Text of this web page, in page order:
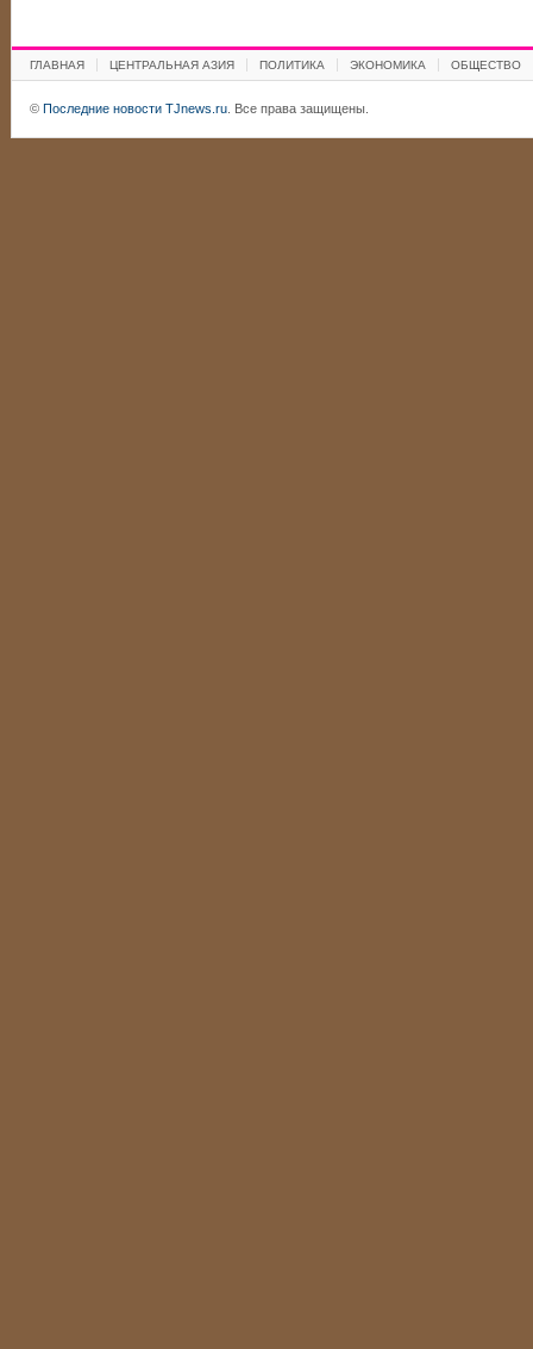
ГЛАВНАЯ ЦЕНТРАЛЬНАЯ АЗИЯ ПОЛИТИКА ЭКОНОМИКА ОБЩЕСТВО
© Последние новости TJnews.ru. Все права защищены.